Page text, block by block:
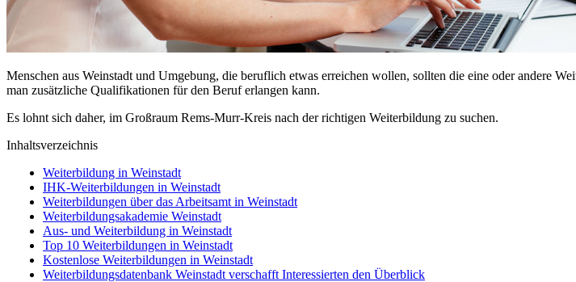
Menschen aus Weinstadt und Umgebung, die beruflich etwas erreichen wollen, sollten die eine oder andere
man zusätzliche Qualifikationen für den Beruf erlangen kann.
Es lohnt sich daher, im Großraum Rems-Murr-Kreis nach der richtigen Weiterbildung zu suchen.
Inhaltsverzeichnis
Weiterbildung in Weinstadt
IHK-Weiterbildungen in Weinstadt
Weiterbildungen über das Arbeitsamt in Weinstadt
Weiterbildungsakademie Weinstadt
Aus- und Weiterbildung in Weinstadt
Top 10 Weiterbildungen in Weinstadt
Kostenlose Weiterbildungen in Weinstadt
Weiterbildungsdatenbank Weinstadt verschafft Interessierten den Überblick